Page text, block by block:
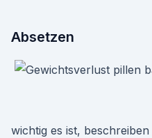
Absetzen
wichtig es ist,